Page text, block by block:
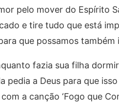
pelo mover do Espírito
e tire tudo que está
que possamos também
fazia sua filha
pedia a Deus para que
a canção ‘Fogo que